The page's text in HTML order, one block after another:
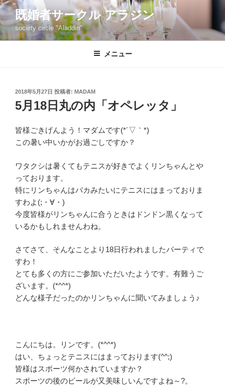
コ
ン
テ
ン
既婚者サークル アラジン
society circle "Aladdin"
メニュー
投
稿
日:
2018年5月27日 投稿者: MADAM
5月18日丸の内「オペレッタ」
皆様ごきげんよう！マダムです(*´▽｀*)
この暑い中いかがお過ごしですか？
ワタクシは暑くてもテニスが好きでよくリンちゃんとや
っております。
特にリンちゃんはバカみたいにテニスにはまっておりま
すわよ(;・∀・)
今度皆様がリンちゃんに合うときはドンドン黒くなって
いるかもしれませんわね。
さてさて、そんなことより18日行われましたパーティで
すわ！
とても多くの方にご参加いただいたようです。有難うご
ざいます。(*^^*)
どんな様子だったのかリンちゃんに聞いてみましょう♪
こんにちは。リンです。(*^^*)
はい、ちょっとテニスにはまっております(^^;)
皆様はスポーツ何かされていますか？
スポーツの後のビールが又美味しいんですよね～?。